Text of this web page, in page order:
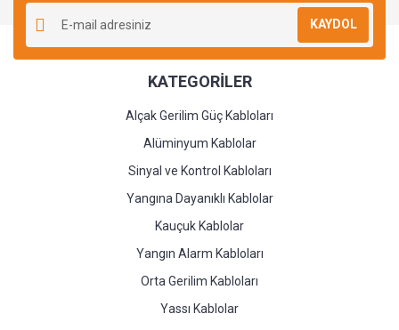
KAYDOL
KATEGORİLER
Alçak Gerilim Güç Kabloları
Alüminyum Kablolar
Sinyal ve Kontrol Kabloları
Yangına Dayanıklı Kablolar
Kauçuk Kablolar
Yangın Alarm Kabloları
Orta Gerilim Kabloları
Yassı Kablolar